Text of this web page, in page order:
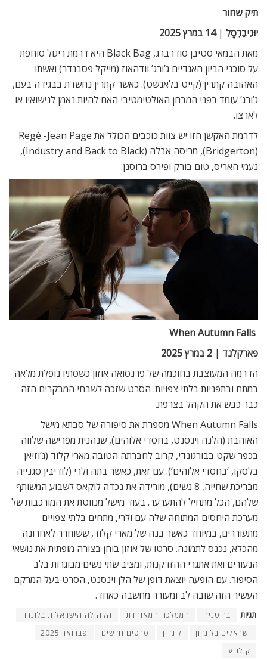
תיק שחור
יוּנִיבֶרְסָלִ |
14 במרץ 2025
מאת הבמאי סטיבן סודרברג, Black Bag היא דרמת ריגול סוחפת
על סוכני הביון האגדיים ג’ורג’ וודהאוז (מייקל פסבנדר) ואשתו
האהובה קתרין (קייט בלאנשט). כאשר קתרין נחשדת בבגידה בעם,
ג’ורג’ עומד בפני המבחן האולטימטיבי האם להיות נאמן לנישואיו או
לארצו.
לדרמת האקשן הזו יש צוות כוכבים הכולל את Regé -Jean Page
(Bridgerton), מריסה אבלה (Industry and Back to Black),
נעמי האריס, טום בורק ופירס ברוסנן.
When Autumn Falls
פארקלנד |
הדרמה המעוצבת בחוכמה של פרנסואה אוזון כשסתיו נופלת מלאה
במתח ובתפניות בלתי צפויות. הסרט שזכה לשבחי המבקרים הזה
כבר כבש את הקהל בצרפת.
When Autumn Falls מספרת את סיפורה של סבתא מישל
האוהבת (הלנה וינסנט, בחסדי אלוהים), שנהנית מפרישה שלווה
בכפר שקט בבורגונדי, קרוב לחברתה הטובה מארי קלוד (ג’וזיאן
בלסקו, ‘בחסדי אלוהים’). עם זאת, כאשר בתה ולרי (לודיבין סגנייה
מבריכת שחייה, 8 נשים), מורידה את נכדה לוקאס לשבוע המשותף
שלהם, הכל מתחיל להתערער. בעוד מישל מנווטת את המורכבות של
מערכת היחסים המתוחה שלה עם ולרי, מתחים בלתי צפויים
מתעוררים, במיוחד כאשר בנה של מארי קלוד, ששוחרר לאחרונה
מהכלא, נכנס לתמונה. סרטו של אוזון בוחן בצורה מופתית את נושאי
הנעורים ואת אתגרי ההזדקנות, ומציב שתי נשים מבוגרות בלב
הסיפור. עם הופעה יוצאת דופן של הלן וינסנט, הסרט בעל המרקם
העשיר הזה שובה לב ומעורר מחשבה כאחד.
תגיות בריטניה הממלכה המאוחדת
הקהילה הישראלית בלונדון
ישראלים בלונדון
לונדון סרטים חדשים
פברואר 2025
קולנוע